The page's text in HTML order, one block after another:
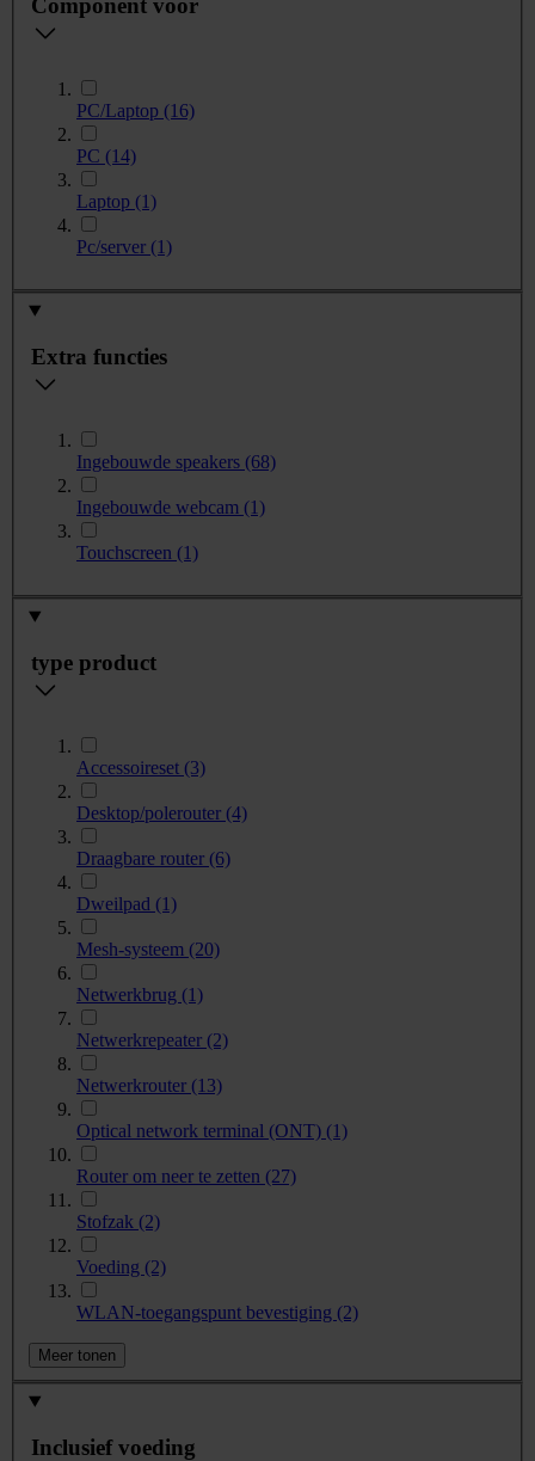
Component voor
PC/Laptop (16)
PC (14)
Laptop (1)
Pc/server (1)
Extra functies
Ingebouwde speakers (68)
Ingebouwde webcam (1)
Touchscreen (1)
type product
Accessoireset (3)
Desktop/polerouter (4)
Draagbare router (6)
Dweilpad (1)
Mesh-systeem (20)
Netwerkbrug (1)
Netwerkrepeater (2)
Netwerkrouter (13)
Optical network terminal (ONT) (1)
Router om neer te zetten (27)
Stofzak (2)
Voeding (2)
WLAN-toegangspunt bevestiging (2)
Meer tonen
Inclusief voeding